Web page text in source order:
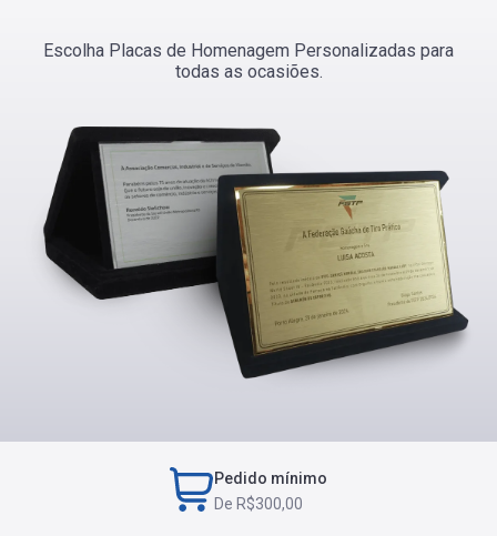
Escolha Placas de Homenagem Personalizadas para
todas as ocasiões.
Pedido mínimo
De R$300,00